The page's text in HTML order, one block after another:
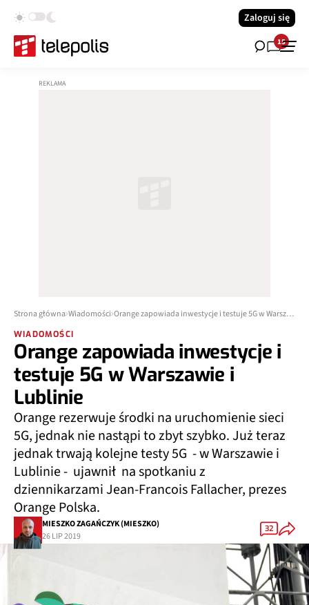
Zaloguj się
15
Strona główna Wiadomości Orange zapowiada inwestycje i testuje 5G w Warszawie i Lublinie
WIADOMOŚCI
Orange zapowiada inwestycje i
testuje 5G w Warszawie i
Lublinie
Orange rezerwuje środki na uruchomienie sieci
5G, jednak nie nastąpi to zbyt szybko. Już teraz
jednak trwają kolejne testy 5G - w Warszawie i
Lublinie - ujawnił na spotkaniu z
dziennikarzami Jean-Francois Fallacher, prezes
Orange Polska.
MIESZKO ZAGAŃCZYK (MIESZKO)
26 LIP 2019
32